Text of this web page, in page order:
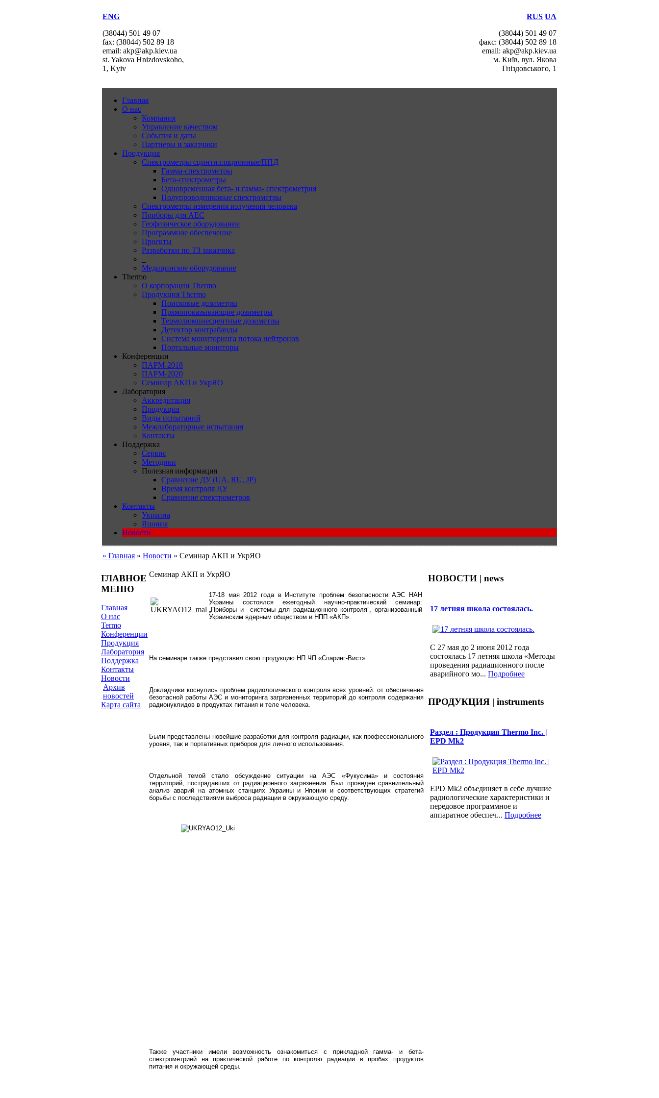
ENG
(38044) 501 49 07
fax: (38044) 502 89 18
email: akp@akp.kiev.ua
st. Yakova Hnizdovskoho,
1, Kyiv
RUS UA
(38044) 501 49 07
факс: (38044) 502 89 18
email: akp@akp.kiev.ua
м. Київ, вул. Якова
Гніздовського, 1
Главная
О нас
Компания
Управление качеством
События и даты
Партнеры и заказчики
Продукция
Спектрометры сцинтилляционные/ППД
Гамма-спектрометры
Бета-спектрометры
Одновременная бета- и гамма- спектрометрия
Полупроводниковые спектрометры
Спектрометры измерения излучения человека
Приборы для АЕС
Геофизическое оборудование
Программное обеспечение
Проекты
Разработки по ТЗ заказчика
Медицинское оборудование
Thermo
О корпорации Thermo
Продукция Thermo
Поисковые дозиметры
Прямопоказывающие дозиметры
Термолюминесцентные дозиметры
Детектор контрабанды
Система мониторинга потока нейтронов
Портальные мониторы
Конференции
ПАРМ-2018
ПАРМ-2020
Семинар АКП и УкрЯО
Лаборатория
Аккредитация
Продукция
Виды испытаний
Межлабораторные испытания
Контакты
Поддержка
Сервис
Методики
Полезная информация
Сравнение ДУ (UA, RU, JP)
Время контроля ДУ
Сравнение спектрометров
Контакты
Украина
Япония
Новости
» Главная » Новости » Семинар АКП и УкрЯО
ГЛАВНОЕ
МЕНЮ
Главная
О нас
Termo
Конференции
Продукция
Лаборатория
Поддержка
Контакты
Новости
Архив
новостей
Карта сайта
Семинар АКП и УкрЯО
17-18 мая 2012 года в Институте проблем безопасности АЭС НАН
Украины состоялся ежегодный научно-практический семинар:
„Приборы и системы для радиационного контроля”, организованный
Украинским ядерным обществом и НПП «АКП».
На семинаре также представил свою продукцию НП ЧП «Спаринг-Вист».
Докладчики коснулись проблем радиологического контроля всех уровней: от обеспечения
безопасной работы АЭС и мониторинга загрязненных территорий до контроля содержания
радионуклидов в продуктах питания и теле человека.
Были представлены новейшие разработки для контроля радиации, как профессионального
уровня, так и портативных приборов для личного использования.
Отдельной темой стало обсуждение ситуации на АЭС «Фукусима» и состояния
территорий, пострадавших от радиационного загрязнения. Был проведен сравнительный
анализ аварий на атомных станциях Украины и Японии и соответствующих стратегий
борьбы с последствиями выброса радиации в окружающую среду.
Также участники имели возможность ознакомиться с прикладной гамма- и бета-
спектрометрией на практической работе по контролю радиации в пробах продуктов
питания и окружающей среды.
НОВОСТИ | news
17 летняя школа состоялась.
С 27 мая до 2 июня 2012 года
состоялась 17 летняя школа «Методы
проведения радиационного после
аварийного мо... Подробнее
ПРОДУКЦИЯ | instruments
Раздел : Продукция Thermo Inc. |
EPD Mk2
EPD Mk2 объединяет в себе лучшие
радиологические характеристики и
передовое программное и
аппаратное обеспеч... Подробнее